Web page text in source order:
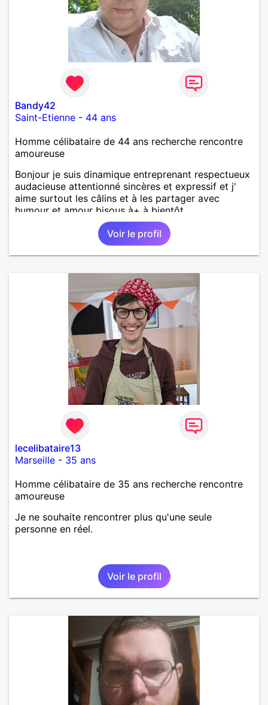
Bandy42
Saint-Etienne - 44 ans
Homme célibataire de 44 ans recherche rencontre
amoureuse
Bonjour je suis dinamique entreprenant respectueux
audacieuse attentionné sincères et expressif et j'
aime surtout les câlins et à les partager avec
humour et amour bisous à+ à bientôt
Voir le profil
lecelibataire13
Marseille - 35 ans
Homme célibataire de 35 ans recherche rencontre
amoureuse
Je ne souhaite rencontrer plus qu'une seule
personne en réel.
Voir le profil